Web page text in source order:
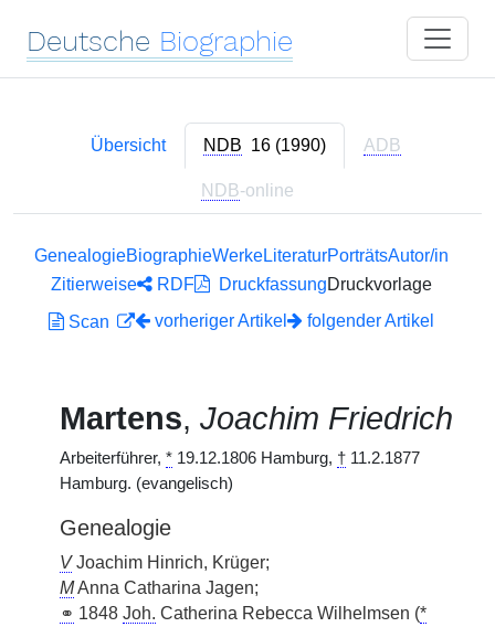
Deutsche Biographie
Übersicht NDB 16 (1990) ADB
NDB-online
GenealogieBiographieWerkeLiteraturPorträtsAutor/in
Zitierweise
RDF DruckfassungDruckvorlage
Scan
vorheriger Artikel folgender Artikel
Martens, Joachim Friedrich
Arbeiterführer, * 19.12.1806 Hamburg, † 11.2.1877
Hamburg. (evangelisch)
Genealogie
VJoachim Hinrich, Krüger;
MAnna Catharina Jagen;
⚭ 1848 Joh. Catherina Rebecca Wilhelmsen (*